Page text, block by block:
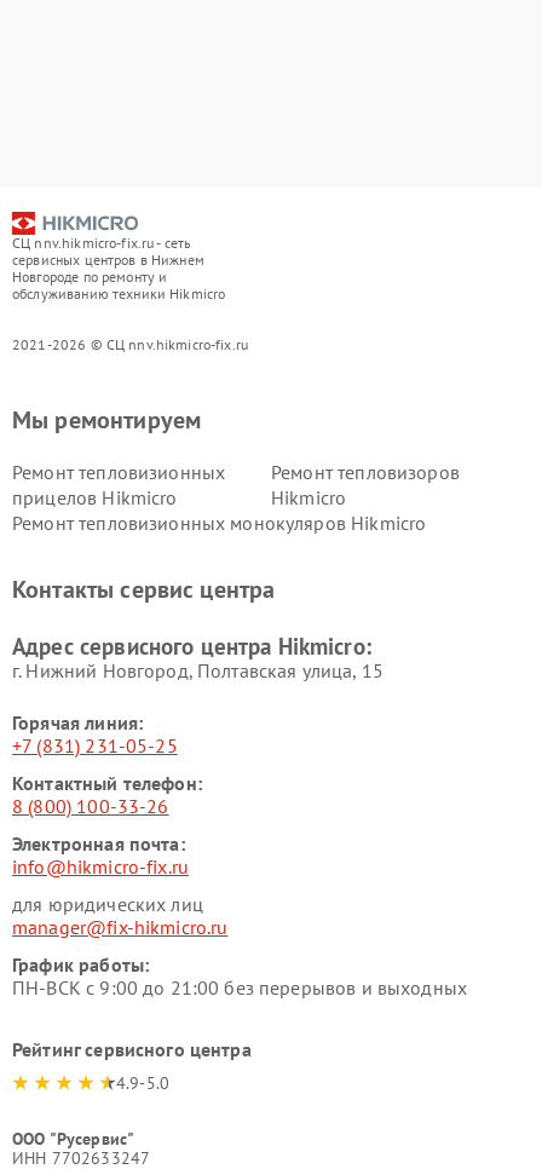
СЦ nnv.hikmicro-fix.ru - сеть
сервисных центров в Нижнем
Новгороде по ремонту и
обслуживанию техники Hikmicro
2021-2026 © СЦ nnv.hikmicro-fix.ru
Мы ремонтируем
Ремонт тепловизионных
прицелов Hikmicro
Ремонт тепловизоров
Hikmicro
Ремонт тепловизионных монокуляров Hikmicro
Контакты сервис центра
Адрес сервисного центра Hikmicro:
г. Нижний Новгород, Полтавская улица, 15
Горячая линия:
+7 (831) 231-05-25
Контактный телефон:
8 (800) 100-33-26
Электронная почта:
info@hikmicro-fix.ru
для юридических лиц
manager@fix-hikmicro.ru
График работы:
ПН-ВСК с 9:00 до 21:00 без перерывов и выходных
Рейтинг сервисного центра
4.9-5.0
ООО "Русервис"
ИНН 7702633247